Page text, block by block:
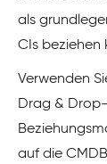
als
CIs beziehen
Verwenden
Drag &
auf die